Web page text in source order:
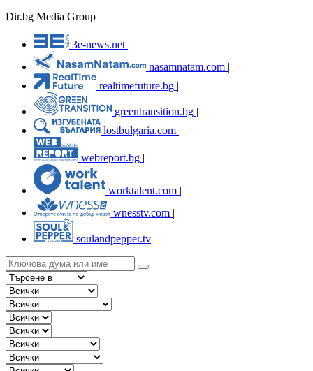
Dir.bg Media Group
3e-news.net
nasamnatam.com |
realtimefuture.bg |
greentransition.bg |
lostbulgaria.com |
webreport.bg
worktalent.com |
wnesstv.com |
soulandpepper.tv